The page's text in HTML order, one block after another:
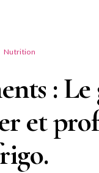
Nutrition
:
et